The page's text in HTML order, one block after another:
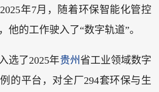
年7月，随着环保智能化管控
他的工作驶入了“数字轨道”。
了2025年贵州 省工业领域数字
的平台，对全厂294套环保与生